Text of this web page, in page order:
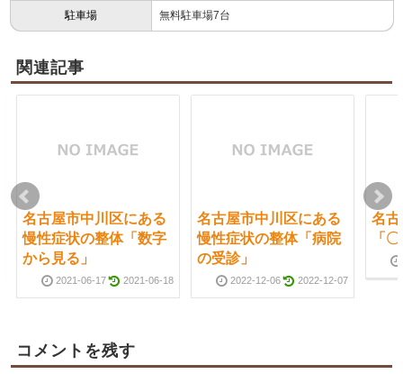
駐車場 無料駐車場7台
関連記事
名古屋市中川区にある
慢性症状の整体「数字
から見る」
2021-06-17 2021-06-18
名古屋市中川区にある
慢性症状の整体「病院
の受診」
2022-12-06 2022-12-07
名
「
コメントを残す